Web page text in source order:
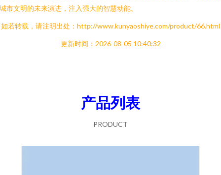
市文明的未来演进，注入强大的智慧动能。
如若转载，请注明出处：http://www.kunyaoshiye.com/product/66.html
更新时间：2026-08-05 10:40:32
产品列表
PRODUCT